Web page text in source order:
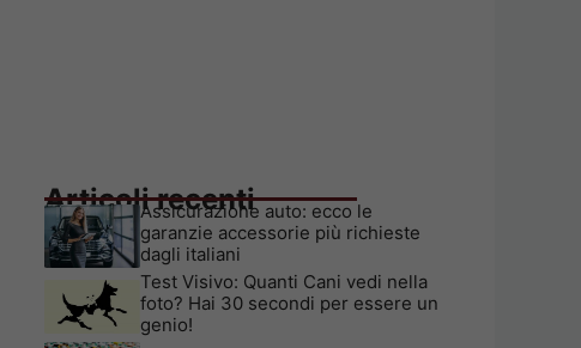
Articoli recenti
Assicurazione auto: ecco le
garanzie accessorie più richieste
dagli italiani
Test Visivo: Quanti Cani vedi nella
foto? Hai 30 secondi per essere un
genio!